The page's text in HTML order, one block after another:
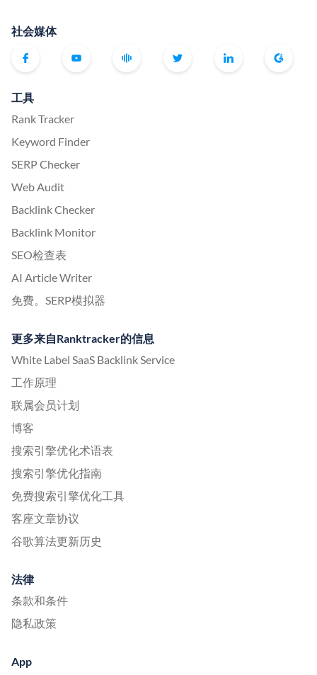
社会媒体
工具
Rank Tracker
Keyword Finder
SERP Checker
Web Audit
Backlink Checker
Backlink Monitor
SEO检查表
AI Article Writer
免费。SERP模拟器
更多来自Ranktracker的信息
White Label SaaS Backlink Service
工作原理
联属会员计划
博客
搜索引擎优化术语表
搜索引擎优化指南
免费搜索引擎优化工具
客座文章协议
谷歌算法更新历史
法律
条款和条件
隐私政策
App